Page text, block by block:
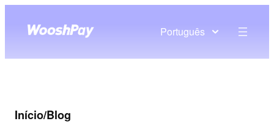
Português
Início/Blog